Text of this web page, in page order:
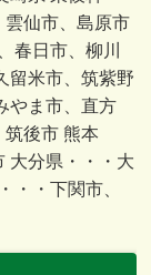
仙市、島原市
春日市、柳川
留米市、筑紫野
やま市、直方
後市 熊本
大分県・・・大
・・下関市、